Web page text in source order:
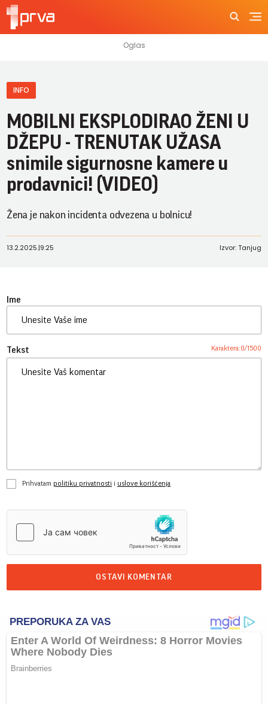
INFO
MOBILNI EKSPLODIRAO ŽENI U
DŽEPU - TRENUTAK UŽASA
snimile sigurnosne kamere u
prodavnici! (VIDEO)
Žena je nakon incidenta odvezena u bolnicu!
13.2.2025.|9:25 Izvor: Tanjug
Ime
Tekst Karaktera:0/1500
Prihvatam politiku privatnosti i uslove korišćenja
OSTAVI KOMENTAR